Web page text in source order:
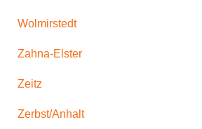
Wolmirstedt
Zahna-Elster
Zeitz
Zerbst/Anhalt